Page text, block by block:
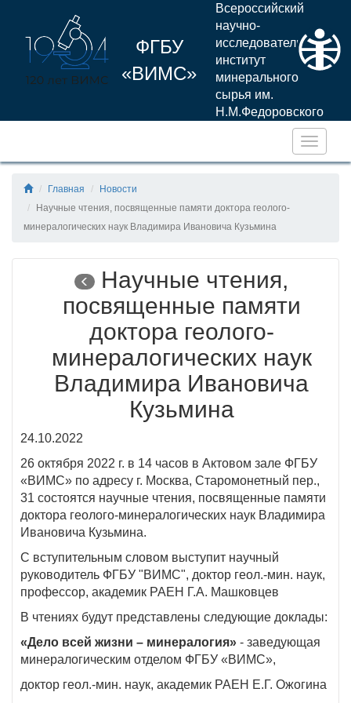
ФГБУ
«ВИМС»
Всероссийский
научно-
исследовательский
институт
минерального
сырья им.
Н.М.Федоровского
Главная
Новости
Научные чтения, посвященные памяти доктора геолого-
минералогических наук Владимира Ивановича Кузьмина
Научные чтения,
посвященные памяти
доктора геолого-
минералогических наук
Владимира Ивановича
Кузьмина
24.10.2022
26 октября 2022 г. в 14 часов в Актовом зале ФГБУ
«ВИМС» по адресу г. Москва, Старомонетный пер.,
31 состоятся научные чтения, посвященные памяти
доктора геолого-минералогических наук Владимира
Ивановича Кузьмина.
С вступительным словом выступит научный
руководитель ФГБУ "ВИМС", доктор геол.-мин. наук,
профессор, академик РАЕН Г.А. Машковцев
В чтениях будут представлены следующие доклады:
«Дело всей жизни – минералогия» - заведующая
минералогическим отделом ФГБУ «ВИМС»,
доктор геол.-мин. наук, академик РАЕН Е.Г. Ожогина